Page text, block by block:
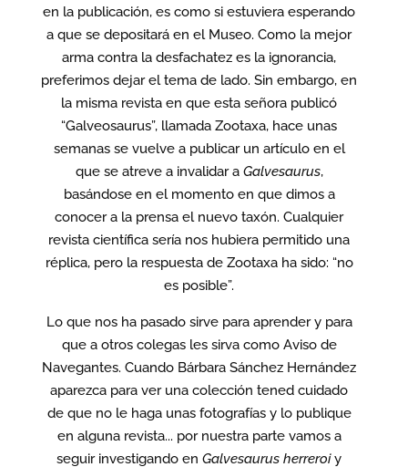
en la publicación, es como si estuviera esperando
a que se depositará en el Museo. Como la mejor
arma contra la desfachatez es la ignorancia,
preferimos dejar el tema de lado. Sin embargo, en
la misma revista en que esta señora publicó
“Galveosaurus”, llamada Zootaxa, hace unas
semanas se vuelve a publicar un artículo en el
que se atreve a invalidar a Galvesaurus,
basándose en el momento en que dimos a
conocer a la prensa el nuevo taxón. Cualquier
revista científica sería nos hubiera permitido una
réplica, pero la respuesta de Zootaxa ha sido: “no
es posible”.
Lo que nos ha pasado sirve para aprender y para
que a otros colegas les sirva como Aviso de
Navegantes. Cuando Bárbara Sánchez Hernández
aparezca para ver una colección tened cuidado
de que no le haga unas fotografías y lo publique
en alguna revista... por nuestra parte vamos a
seguir investigando enGalvesaurus herreroiy